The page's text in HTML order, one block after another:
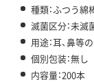
種類：ふつう綿
滅菌区分：未滅
用途：耳、鼻等
個別包装：無し
内容量：200本